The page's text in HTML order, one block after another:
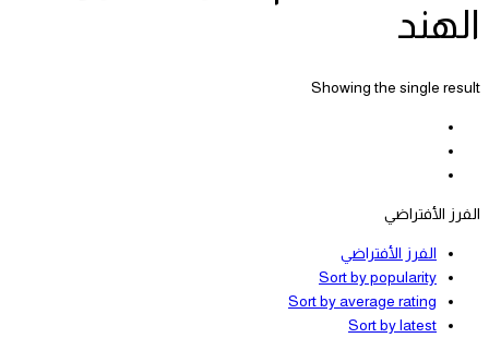
الهند
Showing the single result
الفرز الأفتراضي
الفرز الأفتراضي
Sort by popularity
Sort by average rating
Sort by latest